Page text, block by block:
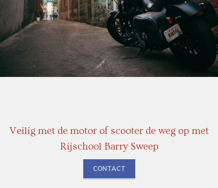
Veilig met de motor of scooter de weg op met
Rijschool Barry Sweep
CONTACT